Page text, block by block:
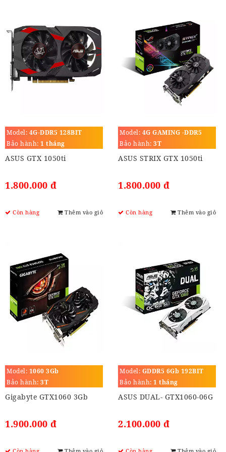
Model: 4G-DDR5 128BIT
Bảo hành: 1 tháng
ASUS GTX 1050ti
1.800.000 đ
Còn hàng Thêm vào giỏ
Model: 4G GAMING -DDR5
128BIT
Bảo hành: 3T
ASUS STRIX GTX 1050ti
1.800.000 đ
Còn hàng Thêm vào giỏ
Model: 1060 3Gb
Bảo hành: 3T
Gigabyte GTX1060 3Gb
1.900.000 đ
Model: GDDR5 6Gb 192BIT
Bảo hành: 1 tháng
ASUS DUAL- GTX1060-06G
2.100.000 đ